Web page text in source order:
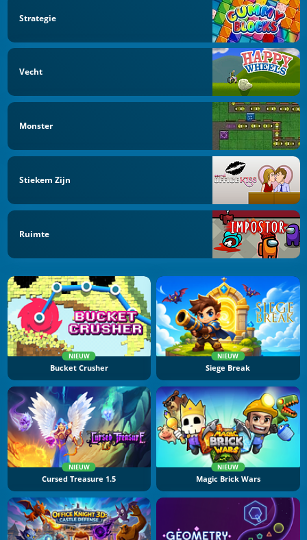
Strategie
Vecht
Monster
Stiekem Zijn
Ruimte
NIEUW
Bucket Crusher
NIEUW
Siege Break
NIEUW
Cursed Treasure 1.5
NIEUW
Magic Brick Wars